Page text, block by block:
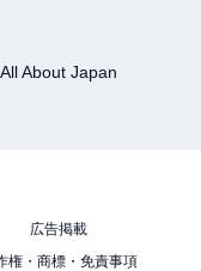
All About Japan
広告掲載
権・商標・免責事項